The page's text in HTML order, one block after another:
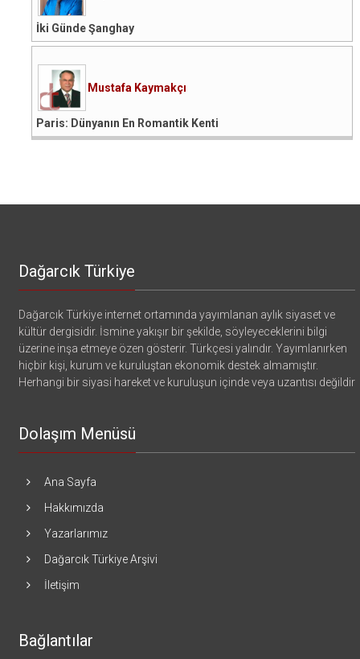
İki Günde Şanghay
Mustafa Kaymakçı
Paris: Dünyanın En Romantik Kenti
Dağarcık Türkiye
Dağarcık Türkiye internet ortamında yayımlanan aylık siyaset ve
kültür dergisidir. İsmine yakışır bir şekilde, söyleyeceklerini bilgi
üzerine inşa etmeye özen gösterir. Türkçesi yalındır. Yayımlanırken
hiçbir kişi, kurum ve kuruluştan ekonomik destek almamıştır.
Herhangi bir siyasi hareket ve kuruluşun içinde veya uzantısı değildir
Dolaşım Menüsü
Ana Sayfa
Hakkımızda
Yazarlarımız
Dağarcık Türkiye Arşivi
İletişim
Bağlantılar